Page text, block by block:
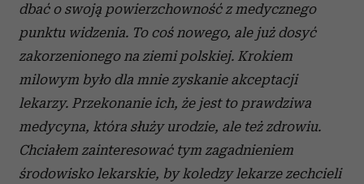
dbać o swoją powierzchowność z medycznego
punktu widzenia. To coś nowego, ale już dosyć
zakorzenionego na ziemi polskiej. Krokiem
milowym było dla mnie zyskanie akceptacji
lekarzy. Przekonanie ich, że jest to prawdziwa
medycyna, która służy urodzie, ale też zdrowiu.
Chciałem zainteresować tym zagadnieniem
środowisko lekarskie, by koledzy lekarze zechcieli